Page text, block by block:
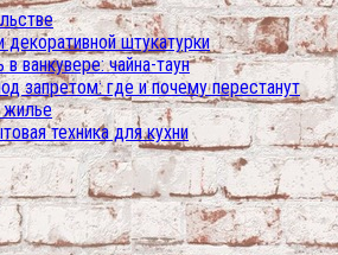
декоративной штукатурки
ванкувере: чайна-таун
запретом: где и почему перестанут
жилье
техника для кухни